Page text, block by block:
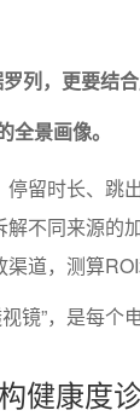
列，更要结
景画像。
留时长、跳
不同来源的
道，测算
镜”，是每个
健康度